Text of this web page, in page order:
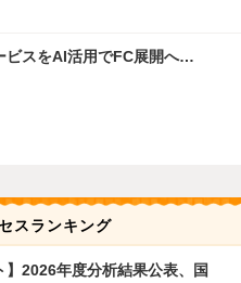
ビスをAI活用でFC展開へ…
スランキング
】2026年度分析結果公表、国